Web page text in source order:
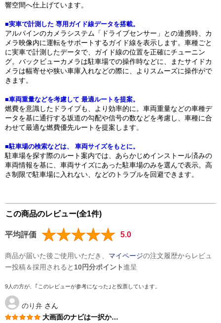
響空間へ仕上げています。
■実車で計測した 専用ガイド線データを搭載。
アルパインのカメラシステム「ドライブセンサー」との連携時、カ
メラ映像内に運転をサポートするガイド線を表示します。車種ごと
に実車で計測したデータで、ガイド線の位置を正確にチューニン
グ。バックビューカメラは駐車場での操作時などに、またサイドカ
メラは幅寄せや狭い車庫入れなどの際に、よりスムーズに操作がで
きます。
■車両重量などを考慮して 最適ルートを提案。
燃費を意識したドライブも、より効率的に。車両重量などの車種デ
ータを基に通行する坂道の勾配や信号の数などを考慮し、車種に合
わせて最適な燃費優先ルートを提案します。
■駐車場の検索などは、 車両サイズをもとに。
駐車場を探す際のルート案内では、あらかじめインストール済みの
車両情報を基に、車両サイズにあった駐車場のみを選んで表示。高
さ制限で駐車場に入れない、などのトラブルを回避できます。
この商品のレビュー(全1件)
平均評価 5.0
商品が届いた後ご使用いただき、 マイページの注文履歴からレビュ
ー投稿＆採用されると 10円分ポイント進呈
9人の方が、｢このレビューが参考になった｣と投票しています。
のり弁 さん
大画面のナビは一択か…